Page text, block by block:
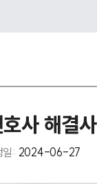
사 해결
일: 2024-06-27